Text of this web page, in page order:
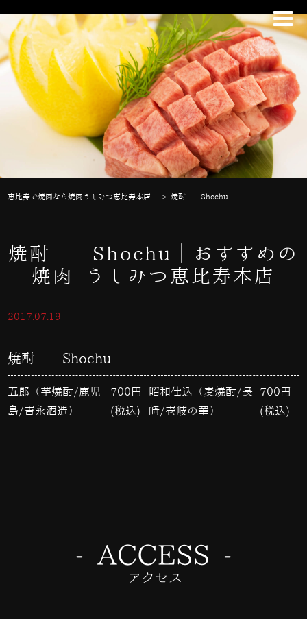
恵比寿で焼肉なら焼肉うしみつ恵比寿本店 >焼酎 Shochu
焼酎 Shochu｜おすすめの
焼肉 うしみつ恵比寿本店
2017.07.19
焼酎 Shochu
五郎（芋焼酎/鹿児
島/吉永酒造）
700円
(税込)
昭和仕込（麦焼酎/長
崎/壱岐の華）
700円
(税込)